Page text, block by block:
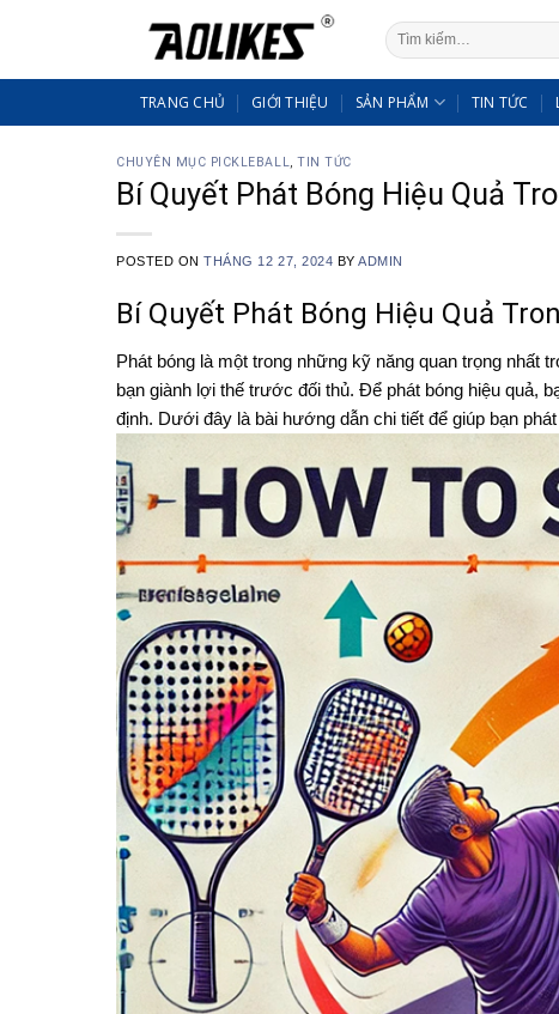
Tìm
kiếm:
TRANG CHỦ GIỚI THIỆU SẢN PHẨM TIN TỨC
CHUYÊN MỤC PICKLEBALL,TIN TỨC
Bí Quyết Phát Bóng Hiệu Quả
POSTED ONTHÁNG 12 27, 2024 BYADMIN
Bí Quyết Phát Bóng Hiệu Quả
Phát bóng là một trong những kỹ năng quan trọng nhất
bạn giành lợi thế trước đối thủ. Để phát bóng hiệu quả,
định. Dưới đây là bài hướng dẫn chi tiết để giúp bạn